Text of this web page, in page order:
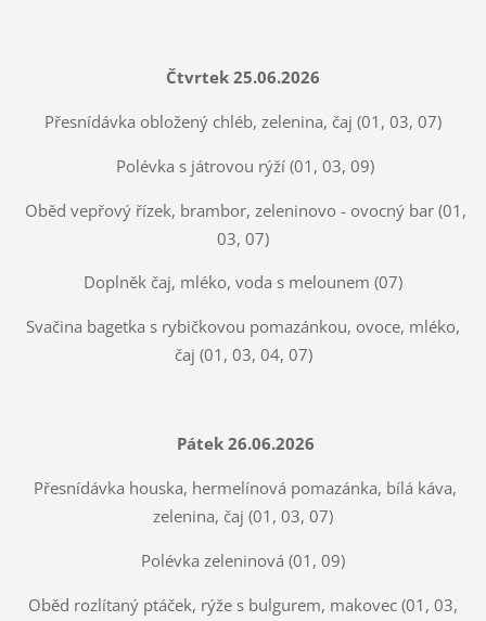
Čtvrtek 25.06.2026
Přesnídávka obložený chléb, zelenina, čaj (01, 03, 07)
Polévka s játrovou rýží (01, 03, 09)
Oběd vepřový řízek, brambor, zeleninovo - ovocný bar (01,
03, 07)
Doplněk čaj, mléko, voda s melounem (07)
Svačina bagetka s rybičkovou pomazánkou, ovoce, mléko,
čaj (01, 03, 04, 07)
Pátek 26.06.2026
Přesnídávka houska, hermelínová pomazánka, bílá káva,
zelenina, čaj (01, 03, 07)
Polévka zeleninová (01, 09)
Oběd rozlítaný ptáček, rýže s bulgurem, makovec (01, 03,